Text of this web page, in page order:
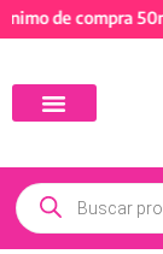
de compra